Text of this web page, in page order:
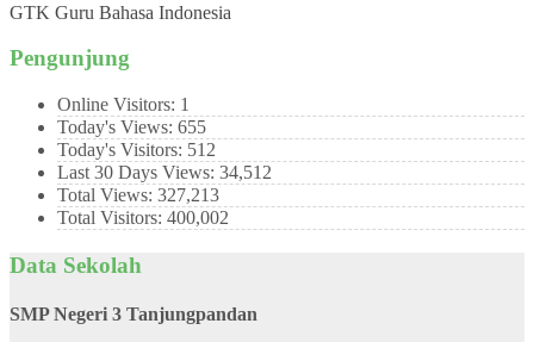
GTK Guru Bahasa Indonesia
Pengunjung
Online Visitors: 1
Today's Views: 655
Today's Visitors: 512
Last 30 Days Views: 34,512
Total Views: 327,213
Total Visitors: 400,002
Data Sekolah
SMP Negeri 3 Tanjungpandan